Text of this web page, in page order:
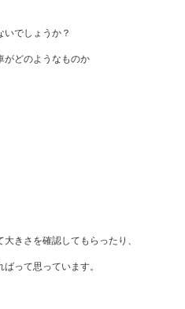
でしょうか？
どのようなものか
きさを確認してもらったり、
って思っています。